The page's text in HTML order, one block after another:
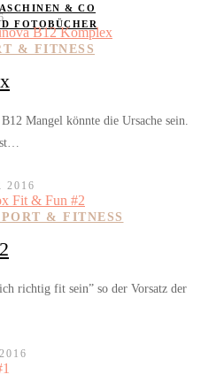
& CO
FOTOBÜCHER
& FITNESS
Mangel könnte die Ursache sein.
2016
& FITNESS
richtig fit sein” so der Vorsatz der